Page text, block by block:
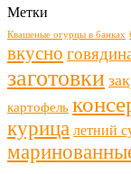
Метки
Квашеные огурцы в банках
вкусно
заготовки
картофель
курица летний